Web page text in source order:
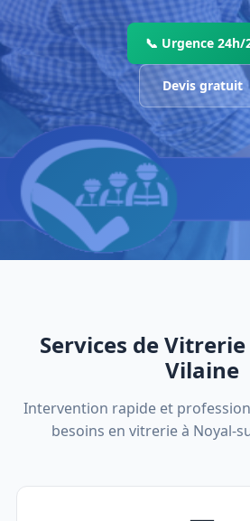
📞 Urgence 24h/
Devis gratuit
Services de
Vilaine
Intervention rapide et
besoins en vitrerie à Noyal-